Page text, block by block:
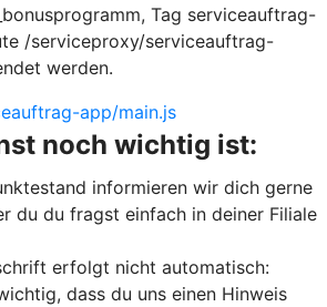
Tag serviceauftrag-
/serviceproxy/serviceauftrag-
werden.
app/main.js
noch wichtig ist:
informieren wir dich gerne
du du fragst einfach in deiner Filiale
erfolgt nicht automatisch:
dass du uns einen Hinweis